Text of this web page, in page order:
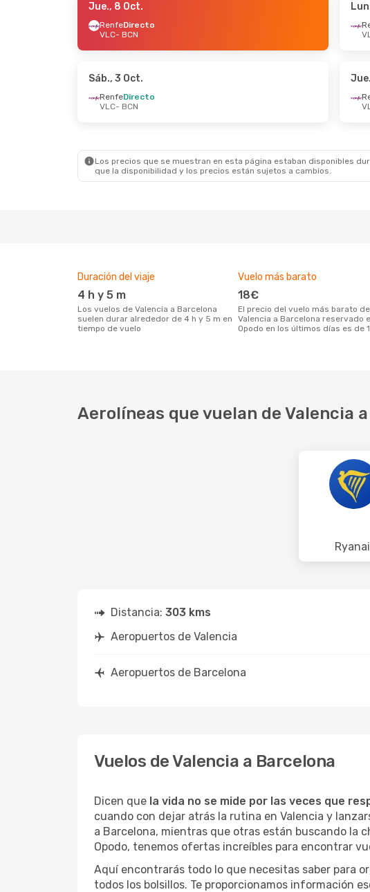
- Dom., 20 Sept.
- Jue., 22 Oct. -
BCN
- VLC
Jue., 8 Oct.
RenfeDirecto
VLC- BCN
Sáb., 3 Oct.
RenfeDirecto
VLC- BCN
Los precios que se muestran en esta página estaban disponibles
que la disponibilidad y los precios están sujetos a cambios.
Duración del viaje
4 h y 5 m
Los vuelos de Valencia a Barcelona
suelen durar alrededor de 4 h y 5 m en
tiempo de vuelo
Vuelo más barato
18€
El precio del vuelo más barato de
Valencia a Barcelona reservado
Opodo en los últimos días es de
Aerolíneas que vuelan de Valencia
Distancia: 303 kms
Aeropuertos de Valencia
Aeropuertos de Barcelona
Vuelos de Valencia a Barcelona
Dicen que la vida no se mide por las veces que
cuando con dejar atrás la rutina en Valencia y
a Barcelona, mientras que otras están buscando la
Opodo, tenemos ofertas increíbles para encontrar
Aquí encontrarás todo lo que necesitas saber para
todos los bolsillos. Te proporcionamos información